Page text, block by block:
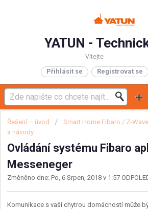
Vítejte
Přihlásit se Registrovat se
Řešení – úvod Smart Home Fibaro / Z-Wave
a návody
Ovládání systému Fibaro
Messeneger
Změněno dne: Po, 6 Srpen, 2018 v 1:57
Komunikace s vaší chytrou domácností může